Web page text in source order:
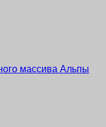
массива Альпы